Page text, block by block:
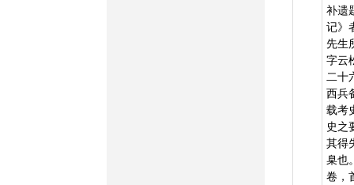
补遗
记》
先生
字云
二十
西兵
载考
史之
其得
臬也
卷，